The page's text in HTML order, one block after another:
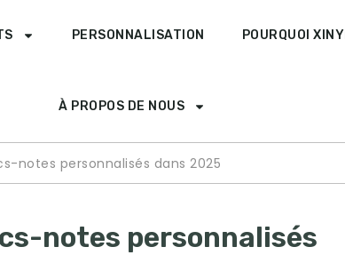
PERSONNALISATION POURQUOI XINYI
À PROPOS DE NOUS
notes personnalisés dans 2025
notes personnalisés